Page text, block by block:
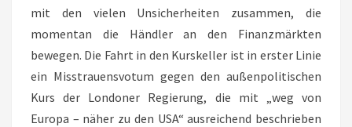
mit den vielen Unsicherheiten zusammen, die
momentan die Händler an den Finanzmärkten
bewegen. Die Fahrt in den Kurskeller ist in erster Linie
ein Misstrauensvotum gegen den außenpolitischen
Kurs der Londoner Regierung, die mit „weg von
Europa – näher zu den USA“ ausreichend beschrieben